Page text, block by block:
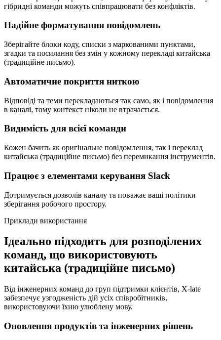
гібридні команди можуть співпрацювати без конфліктів.
Надійне форматування повідомлень
Зберігайте блоки коду, списки з маркованими пунктами,
згадки та посилання без змін у кожному перекладі китайська
(традиційне письмо).
Автоматичне покриття ниткою
Відповіді та теми перекладаються так само, як і повідомлення
в каналі, тому контекст ніколи не втрачається.
Видимість для всієї команди
Кожен бачить як оригінальне повідомлення, так і переклад
китайська (традиційне письмо) без перемикання інструментів.
Працює з елементами керування Slack
Дотримується дозволів каналу та поважає ваші політики
зберігання робочого простору.
Приклади використання
Ідеально підходить для розподілених
команд, що використовують
китайська (традиційне письмо)
Від інженерних команд до груп підтримки клієнтів, X-late
забезпечує узгодженість дій усіх співробітників,
використовуючи їхню улюблену мову.
Оновлення продуктів та інженерних рішень